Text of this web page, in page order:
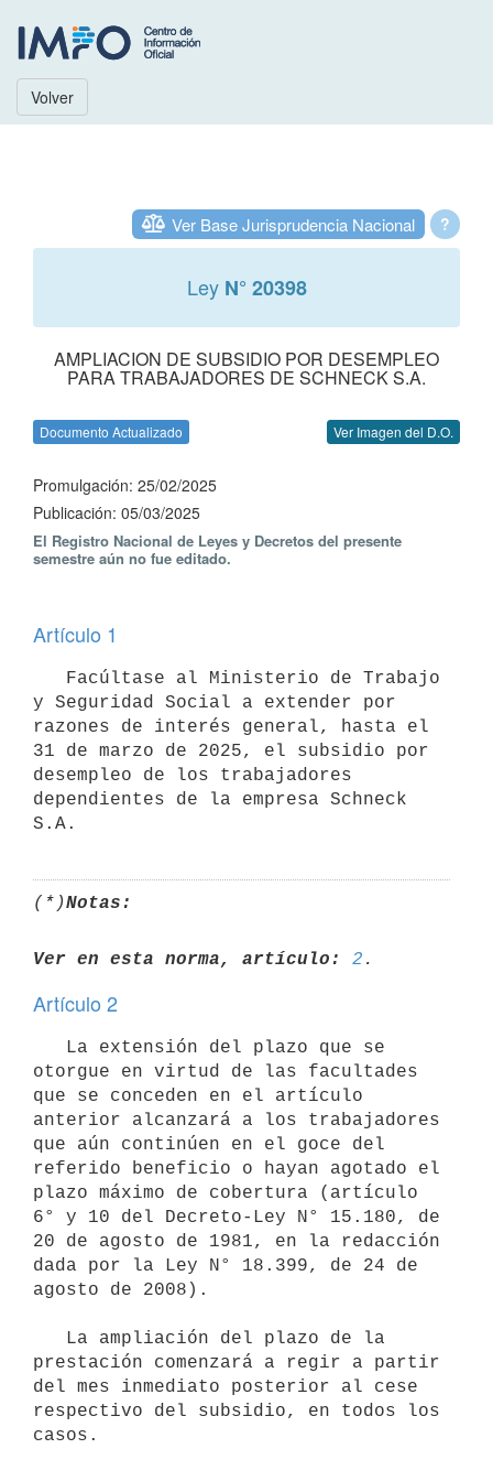
Volver
?
Ver Base Jurisprudencia Nacional
Ley N° 20398
AMPLIACION DE SUBSIDIO POR DESEMPLEO
PARA TRABAJADORES DE SCHNECK S.A.
Documento Actualizado Ver Imagen del D.O.
Promulgación: 25/02/2025
Publicación: 05/03/2025
El Registro Nacional de Leyes y Decretos del presente
semestre aún no fue editado.
Artículo 1
y Seguridad Social a extender por
razones de interés general, hasta el
31 de marzo de 2025, el subsidio por
desempleo de los trabajadores
dependientes de la empresa Schneck
(*)Notas:
Ver en esta norma, artículo: 2
Artículo 2
otorgue en virtud de las facultades
que se conceden en el artículo
anterior alcanzará a los trabajadores
que aún continúen en el goce del
referido beneficio o hayan agotado el
plazo máximo de cobertura (artículo
6° y 10 del Decreto-Ley N° 15.180, de
20 de agosto de 1981, en la redacción
dada por la Ley N° 18.399, de 24 de
agosto de 2008).
prestación comenzará a regir a partir
del mes inmediato posterior al cese
respectivo del subsidio, en todos los
casos.